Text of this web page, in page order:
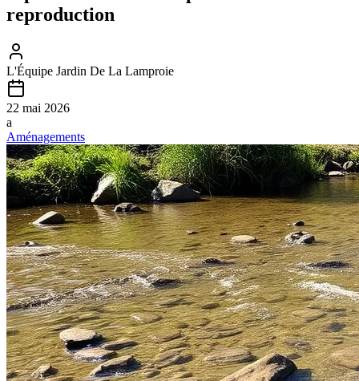
reproduction
L'Équipe Jardin De La Lamproie
22 mai 2026
a
Aménagements